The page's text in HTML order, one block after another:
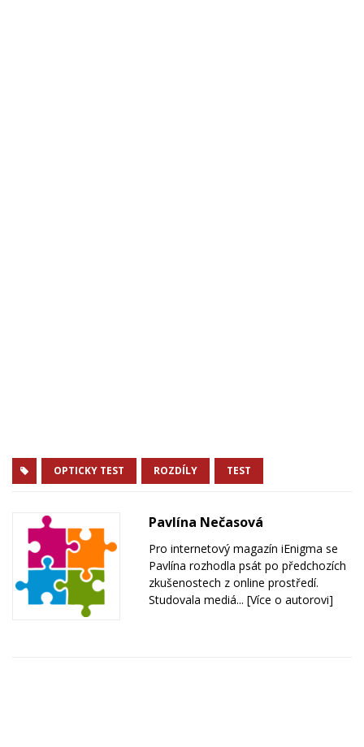
OPTICKY TEST ROZDÍLY TEST
Pavlína Nečasová
Pro internetový magazín iEnigma se
Pavlína rozhodla psát po předchozích
zkušenostech z online prostředí.
Studovala mediá... [Více o autorovi]